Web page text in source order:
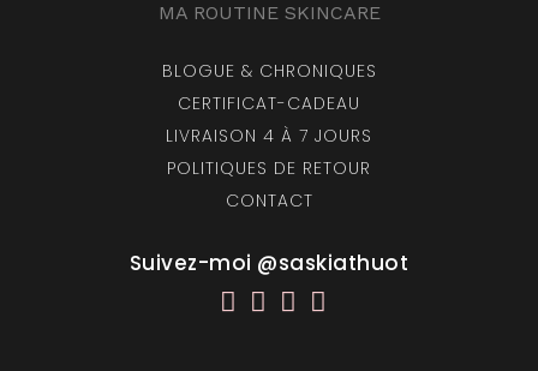
MA ROUTINE SKINCARE
BLOGUE & CHRONIQUES
CERTIFICAT-CADEAU
LIVRAISON 4 À 7 JOURS
POLITIQUES DE RETOUR
CONTACT
Suivez-moi @saskiathuot